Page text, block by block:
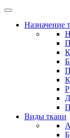
Назначение
Виды ткани